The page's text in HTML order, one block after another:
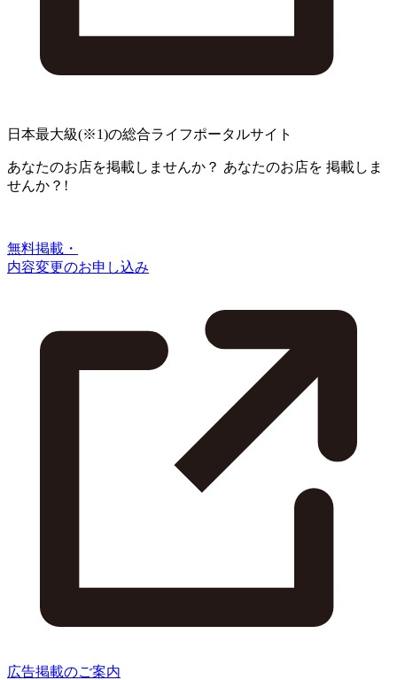
日本最大級(※1)の総合ライフポータルサイト
あなたのお店を掲載しませんか？ あなたのお店を 掲載しま
せんか？!
無料掲載・
内容変更のお申し込み
広告掲載のご案内